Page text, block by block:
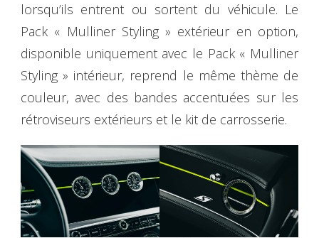
lorsqu’ils entrent ou sortent du véhicule. Le
Pack « Mulliner Styling » extérieur en option,
disponible uniquement avec le Pack « Mulliner
Styling » intérieur, reprend le même thème de
couleur, avec des bandes accentuées sur les
rétroviseurs extérieurs et le kit de carrosserie.